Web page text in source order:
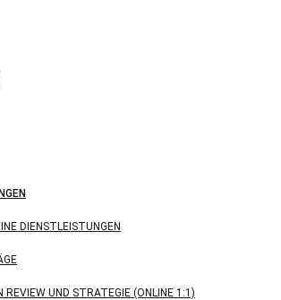
DIENSTLEISTUNGEN
REVIEW UND STRATEGIE (ONLINE 1:1)